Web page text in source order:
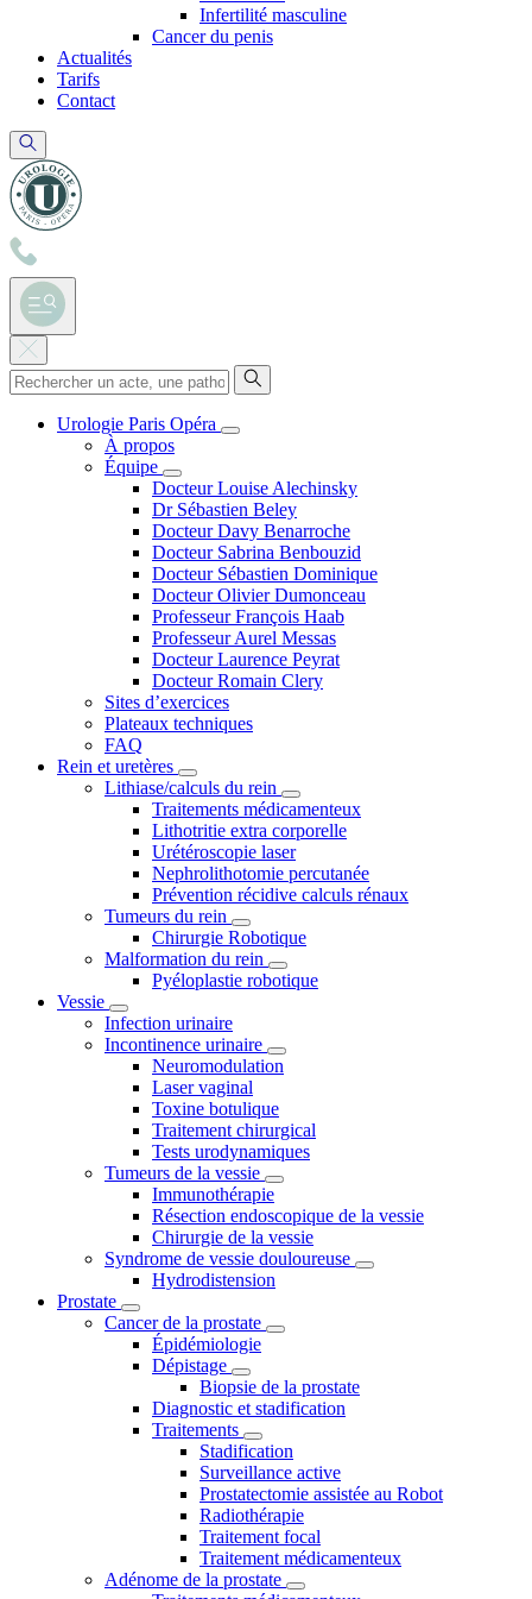
Infertilité masculine
Cancer du penis
Actualités
Tarifs
Contact
Urologie Paris Opéra
À propos
Équipe
Docteur Louise Alechinsky
Dr Sébastien Beley
Docteur Davy Benarroche
Docteur Sabrina Benbouzid
Docteur Sébastien Dominique
Docteur Olivier Dumonceau
Professeur François Haab
Professeur Aurel Messas
Docteur Laurence Peyrat
Docteur Romain Clery
Sites d’exercices
Plateaux techniques
FAQ
Rein et uretères
Lithiase/calculs du rein
Traitements médicamenteux
Lithotritie extra corporelle
Urétéroscopie laser
Nephrolithotomie percutanée
Prévention récidive calculs rénaux
Tumeurs du rein
Chirurgie Robotique
Malformation du rein
Pyéloplastie robotique
Vessie
Infection urinaire
Incontinence urinaire
Neuromodulation
Laser vaginal
Toxine botulique
Traitement chirurgical
Tests urodynamiques
Tumeurs de la vessie
Immunothérapie
Résection endoscopique de la vessie
Chirurgie de la vessie
Syndrome de vessie douloureuse
Hydrodistension
Prostate
Cancer de la prostate
Épidémiologie
Dépistage
Biopsie de la prostate
Diagnostic et stadification
Traitements
Stadification
Surveillance active
Prostatectomie assistée au Robot
Radiothérapie
Traitement focal
Traitement médicamenteux
Adénome de la prostate